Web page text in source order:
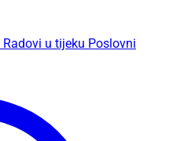
Radovi u tijeku Poslovni